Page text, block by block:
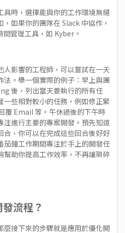
具時，選擇能與你的工作環境無縫
如果你的團隊在 Slack 中協作，
間管理工具，如 Kyber 。
人影響的工程師，可以嘗試在一天
法。舉一個實際的例子：早上與團
後，列出當天要執行的所有任
些相對較小的任務，例如修正緊
覆 Email 等。午休過後的下午時
注進行主要的專案開發。預先知道
合，你可以在完成這些回合後好好
茄鐘工作期間專注於手上的開發任
幫助你提高工作效率，不再讓瑣碎
流程？
麼接下來的步驟就是應用於優化開